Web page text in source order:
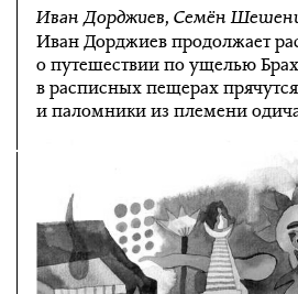
Иван Дорджиев,Семён
Иван Дорджиев продолжает
о путешествии по ущелью
в расписных пещерах
и паломники из племени